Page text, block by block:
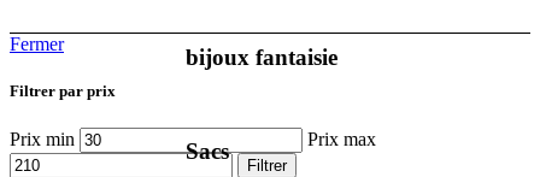
bijoux fantaisie
Sacs
Fermer
Filtrer par prix
Prix min Prix max
Filtrer